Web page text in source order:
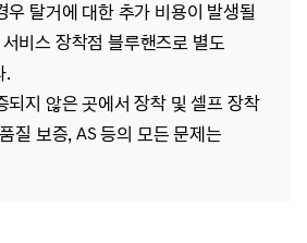
우 탈거에 대한 추가 비용이 발생될
비스 장착점 블루핸즈로 별도
.
되지 않은 곳에서 장착 및 셀프 장착
질 보증, AS 등의 모든 문제는